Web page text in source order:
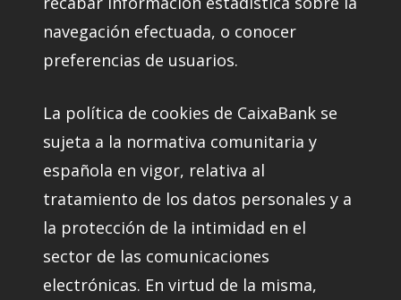
navegación efectuada, o conocer
preferencias de usuarios.
La política de cookies de CaixaBank se
sujeta a la normativa comunitaria y
española en vigor, relativa al
tratamiento de los datos personales y a
la protección de la intimidad en el
sector de las comunicaciones
electrónicas. En virtud de la misma,